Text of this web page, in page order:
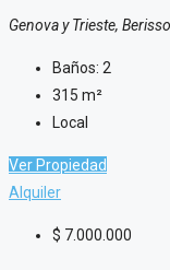
Genova y Trieste,
Baños: 2
315 m²
Local
Ver Propiedad
Alquiler
$ 7.000.000